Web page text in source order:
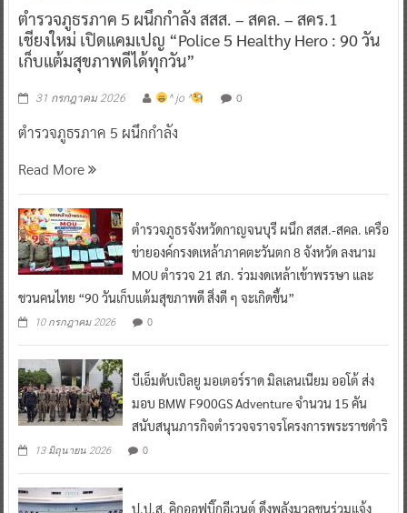
ตำรวจภูธรภาค 5 ผนึกกำลัง สสส. – สคล. – สคร.1
เชียงใหม่ เปิดแคมเปญ “Police 5 Healthy Hero : 90 วัน
เก็บแต้มสุขภาพดีได้ทุกวัน”
31 กรกฎาคม 2026 ^ jo ^ 0
ตำรวจภูธรภาค 5 ผนึกกำลัง
Read More
ตำรวจภูธรจังหวัดกาญจนบุรี ผนึก สสส.-สคล. เครือ
ข่ายองค์กรงดเหล้าภาคตะวันตก 8 จังหวัด ลงนาม
MOU ตำรวจ 21 สภ. ร่วมงดเหล้าเข้าพรรษา และ
ชวนคนไทย “90 วันเก็บแต้มสุขภาพดี สิ่งดี ๆ จะเกิดขึ้น”
10 กรกฎาคม 2026 0
บีเอ็มดับเบิลยู มอเตอร์ราด มิลเลนเนียม ออโต้ ส่ง
มอบ BMW F900GS Adventure จำนวน 15 คัน
สนับสนุนภารกิจตำรวจจราจรโครงการพระราชดำริ
13 มิถุนายน 2026 0
ป.ป.ส. คิกออฟบิ๊กอีเวนต์ ดึงพลังมวลชนร่วมแจ้ง